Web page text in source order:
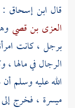
قال ابن إسحاق :
العزى بن قصي
برجل ، كانت
الرجال في مالها ،
الله عليه وسلم
ميسرة ، فخرج إلى